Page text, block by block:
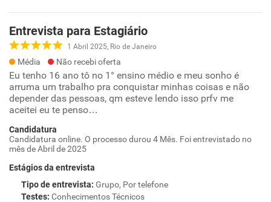
Entrevista para Estagiário
1 Abril 2025, Rio de Janeiro
Média Não recebi oferta
Eu tenho 16 ano tô no 1° ensino médio e meu sonho é
arruma um trabalho pra conquistar minhas coisas e não
depender das pessoas, qm esteve lendo isso prfv me
aceitei eu te penso…
Candidatura
Candidatura online. O processo durou 4 Mês. Foi entrevistado no
mês de Abril de 2025
Estágios da entrevista
Tipo de entrevista: Grupo, Por telefone
Testes: Conhecimentos Técnicos